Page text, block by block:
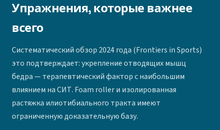
Упражнения, которые важнее
всего
Систематический обзор 2024 года (Frontiers in Sports)
это подтверждает: укрепление отводящих мышц
бедра — терапевтический фактор с наибольшим
влиянием на СИТ. Foam roller и изолированная
растяжка илиотибиального тракта имеют
ограниченную доказательную базу.